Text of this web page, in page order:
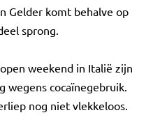
Gelder komt behalve op
sprong.
weekend in Italië zijn
wegens cocaïnegebruik.
nog niet vlekkeloos.